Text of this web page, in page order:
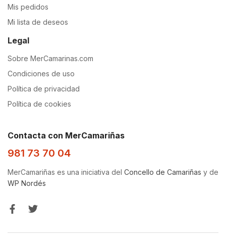
Mis pedidos
Mi lista de deseos
Legal
Sobre MerCamarinas.com
Condiciones de uso
Política de privacidad
Política de cookies
Contacta con MerCamariñas
981 73 70 04
MerCamariñas es una iniciativa del Concello de Camariñas y de
WP Nordés